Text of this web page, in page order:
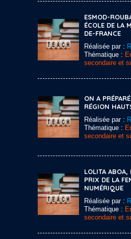
ESMOD-
ÉCOLE DE LA
DE-FRANCE
Réalisée par :
Thématique :
secondaire et
ON A
RÉGION
Réalisée par :
Thématique :
secondaire et
LOLITA ABOA,
PRIX DE LA
NUMÉRIQUE
Réalisée par :
Thématique :
secondaire et